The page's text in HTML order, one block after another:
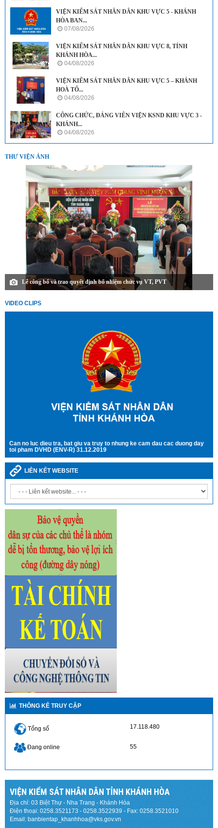
VIỆN KIỂM SÁT NHÂN DÂN KHU VỰC 5 - KHÁNH
HÒA BAN...
07/08/2026
VIỆN KIỂM SÁT NHÂN DÂN KHU VỰC 8, TỈNH
KHÁNH HÒA...
04/08/2026
VIỆN KIỂM SÁT NHÂN DÂN KHU VỰC 5 – KHÁNH
HOÀ TỔ...
04/08/2026
CÔNG CHỨC, ĐẢNG VIÊN VIỆN KSND KHU VỰC 3 -
KHÁNH...
04/08/2026
THƯ VIỆN ẢNH
Lễ công bố và trao quyết định bổ nhiệm chức vụ VT, PVT
VIDEO CLIPS
Can no luc dieu tra, bat giu va truy to nhung ke cam dau cac duong day
toi pham DVHD (ENV-R) 31.12.2019
LIÊN KẾT WEBSITE
THÔNG KÊ TRUY CẬP
Tổng số 17.118.480
Đang online 55
VIỆN KIỂM SÁT NHÂN DÂN TỈNH KHÁNH HÒA
Địa chỉ: 03 Biệt Thự - Nha Trang - Khánh Hòa
Điện thoại: 0258.3521173 - 0258.3522939 - Fax: 0258.3521010
Email: banbientap_khanhhoa@vks.gov.vn